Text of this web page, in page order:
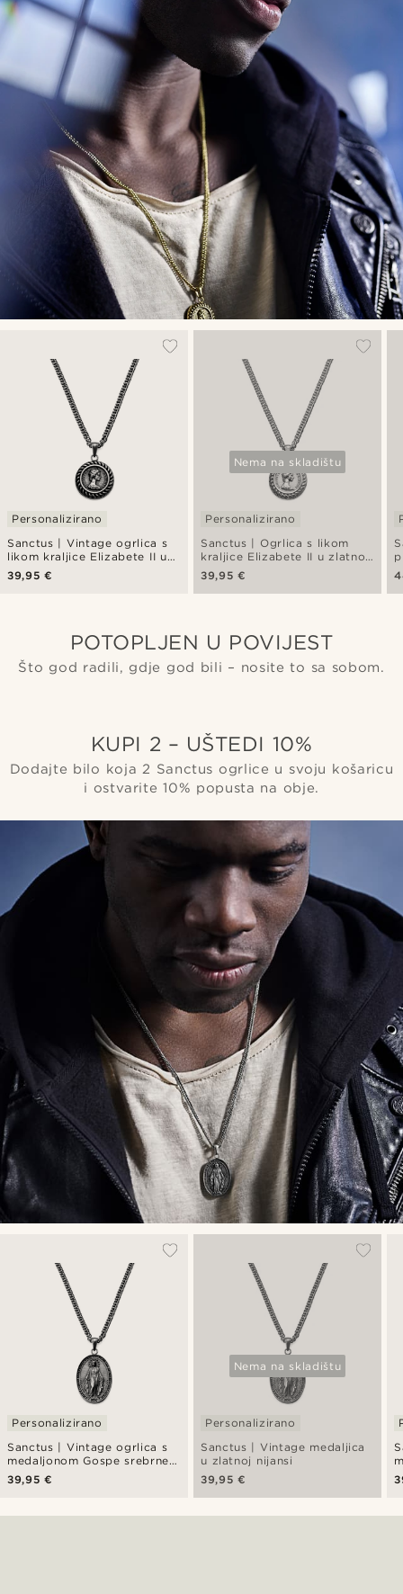
Sanctus | Vintage ogrlica s
likom kraljice Elizabete II u
srebrnoj boji
Personalizirano
39,95 €
Nema na skladištu
Sanctus | Ogrlica s likom
kraljice Elizabete II u zlatnoj
boji
Personalizirano
39,95 €
POTOPLJEN U POVIJEST
Što god radili, gdje god bili – nosite to sa sobom.
KUPI 2 – UŠTEDI 10%
Dodajte bilo koja 2 Sanctus ogrlice u svoju košaricu
i ostvarite 10% popusta na obje.
Sanctus | Vintage ogrlica s
medaljonom Gospe srebrne
boje
Personalizirano
39,95 €
Nema na skladištu
Sanctus | Vintage medaljica
u zlatnoj nijansi
Personalizirano
39,95 €